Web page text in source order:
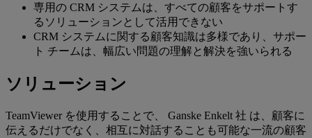
専用の CRM システムは、すべての顧客をサポートす
るソリューションとして活用できない
CRM システムに関する顧客知識は多様であり、サポー
ト チームは、幅広い問題の理解と解決を強いられる
ソリューション
TeamViewer を使用することで、 Ganske Enkelt 社 は、顧客に
伝えるだけでなく、相互に対話することも可能な一流の顧客